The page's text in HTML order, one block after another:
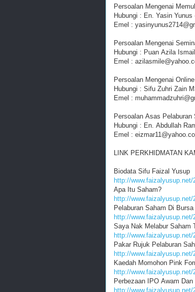
Persoalan Mengenai
Hubungi : En. Yasin Yunus
Emel :
Persoalan Mengenai
Hubungi : Puan Azila
Emel :
Persoalan Mengenai
Hubungi : Sifu Zuhri Zain
Emel :
Persoalan Asas Pelaburan
Hubungi : En. Abdullah
Emel :
LINK PERKHIDMATAN
Biodata Sifu Faizal Yusup
http://
Apa Itu Saham?
http://
Pelaburan Saham Di
http://www.faizalyusup.net/
Saya Nak Melabur Saham
http://
Pakar Rujuk Pelaburan
http://
Kaedah Momohon Pink
http://www.faizalyusup.net/
Perbezaan IPO Awam
http://www.faizalyusup.net/